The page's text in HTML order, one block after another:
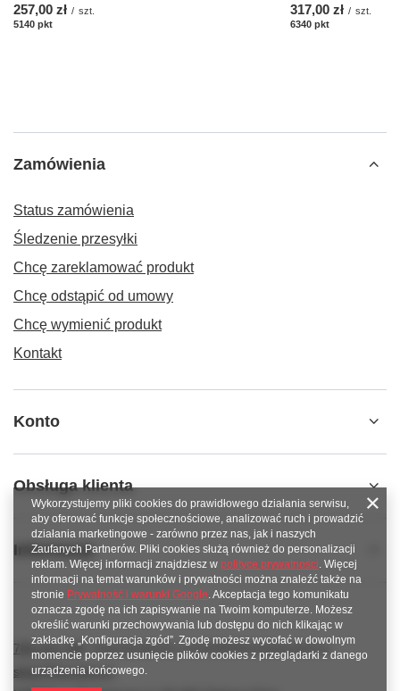
257,00 zł / szt.
5140 pkt
317,00 zł / szt.
6340 pkt
Zamówienia
Status zamówienia
Śledzenie przesyłki
Chcę zareklamować produkt
Chcę odstąpić od umowy
Chcę wymienić produkt
Kontakt
Konto
Obsługa klienta
Informacje
789 221 795
www.facebook.com/KAROlineZielonaGora
sklep@karoline.pl
Wykorzystujemy pliki cookies do prawidłowego działania serwisu,
aby oferować funkcje społecznościowe, analizować ruch i prowadzić
działania marketingowe - zarówno przez nas, jak i naszych
Zaufanych Partnerów. Pliki cookies służą również do personalizacji
reklam. Więcej informacji znajdziesz w polityce prywatności. Więcej
informacji na temat warunków i prywatności można znaleźć także na
stronie Prywatność i warunki Google. Akceptacja tego komunikatu
oznacza zgodę na ich zapisywanie na Twoim komputerze. Możesz
określić warunki przechowywania lub dostępu do nich klikając w
zakładkę „Konfiguracja zgód”. Zgodę możesz wycofać w dowolnym
momencie poprzez usunięcie plików cookies z przeglądarki z danego
urządzenia końcowego.